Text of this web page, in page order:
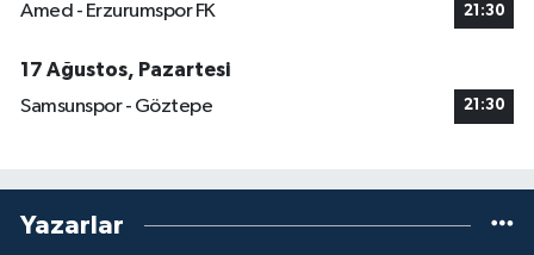
Amed - Erzurumspor FK 21:30
17 Ağustos, Pazartesi
Samsunspor - Göztepe
21:30
Yazarlar